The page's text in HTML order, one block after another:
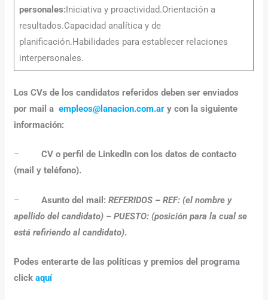
personales:Iniciativa y proactividad.Orientación a
resultados.Capacidad analítica y de
planificación.Habilidades para establecer relaciones
interpersonales.
Los CVs de los candidatos referidos deben ser enviados
por mail aempleos@lanacion.com.ar y con la siguiente
información:
–CV o perfil de LinkedIn con los datos de contacto
(mail y teléfono).
–Asunto del mail:REFERIDOS – REF: (el nombre y
apellido del candidato) – PUESTO: (posición para la cual se
está refiriendo al candidato).
Podes enterarte de las políticas y premios del programa
clickaquí